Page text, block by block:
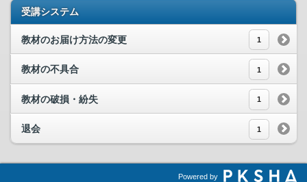
受講システム
教材のお届け方法の変更 1
教材の不具合 1
教材の破損・紛失 1
退会 1
Powered by